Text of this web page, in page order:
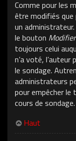
Comme pour les
être modifiés que
un
le bouton Modifier
toujours celui
n’a voté,
le sondage.
administrateurs
pour empêcher le
cours de sondage.
Haut